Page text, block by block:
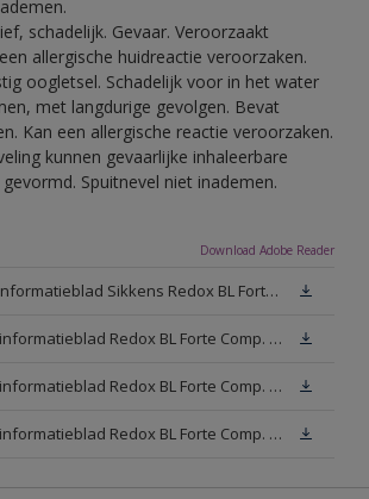
schadelijk. Gevaar. Veroorzaakt
allergische huidreactie veroorzaken.
oogletsel. Schadelijk voor in het water
met langdurige gevolgen. Bevat
Kan een allergische reactie veroorzaken.
kunnen gevaarlijke inhaleerbare
Spuitnevel niet inademen.
Download Adobe Reader
Technisch informatieblad Sikkens Redox BL Forte (PDF)
Veiligheidsinformatieblad Redox BL Forte Comp. B (MSDS)
Veiligheidsinformatieblad Redox BL Forte Comp. -A W05 (MSDS)
Veiligheidsinformatieblad Redox BL Forte Comp. -A N00 (MSDS)